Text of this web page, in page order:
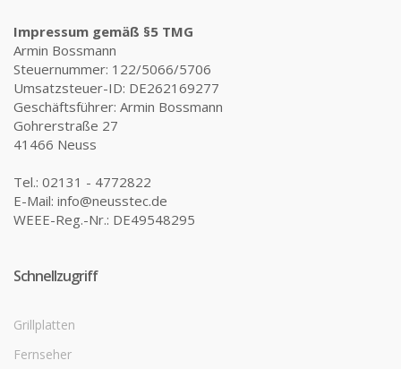
Impressum gemäß §5 TMG
Armin Bossmann
Steuernummer: 122/5066/5706
Umsatzsteuer-ID: DE262169277
Geschäftsführer: Armin Bossmann
Gohrerstraße 27
41466 Neuss
Tel.: 02131 - 4772822
E-Mail: info@neusstec.de
WEEE-Reg.-Nr.: DE49548295
Schnellzugriff
Grillplatten
Fernseher